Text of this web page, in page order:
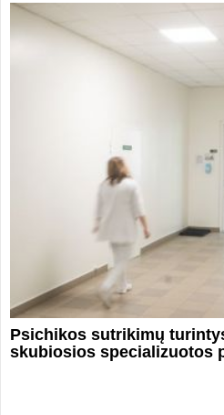
Psichikos sutrikimų
skubiosios specializuotos